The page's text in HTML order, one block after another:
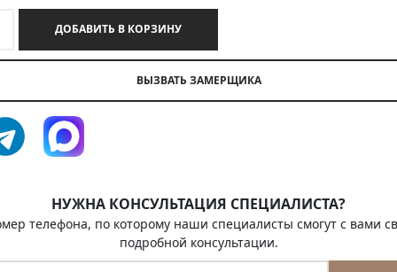
ДОБАВИТЬ В КОРЗИНУ
ВЫЗВАТЬ ЗАМЕРЩИКА
НУЖНА КОНСУЛЬТАЦИЯ СПЕЦИАЛИСТА?
телефона, по которому наши специалисты смогут с вами
подробной консультации.